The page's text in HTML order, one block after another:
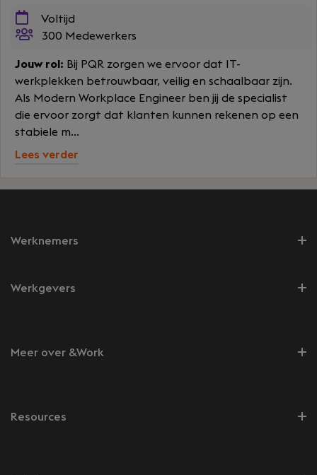
Voltijd
300 Medewerkers
Jouw rol: Bij PQR zorgen we ervoor dat IT-
werkplekken betrouwbaar, veilig en schaalbaar zijn.
Als Modern Workplace Engineer ben jij de specialist
die ervoor zorgt dat klanten kunnen rekenen op een
stabiele m...
Lees verder
Werknemers
Werkgevers
Meer over &Work
Resources